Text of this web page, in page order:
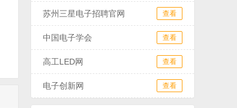
苏州三星电子招聘官网 查看
中国电子学会 查看
高工LED网 查看
电子创新网 查看